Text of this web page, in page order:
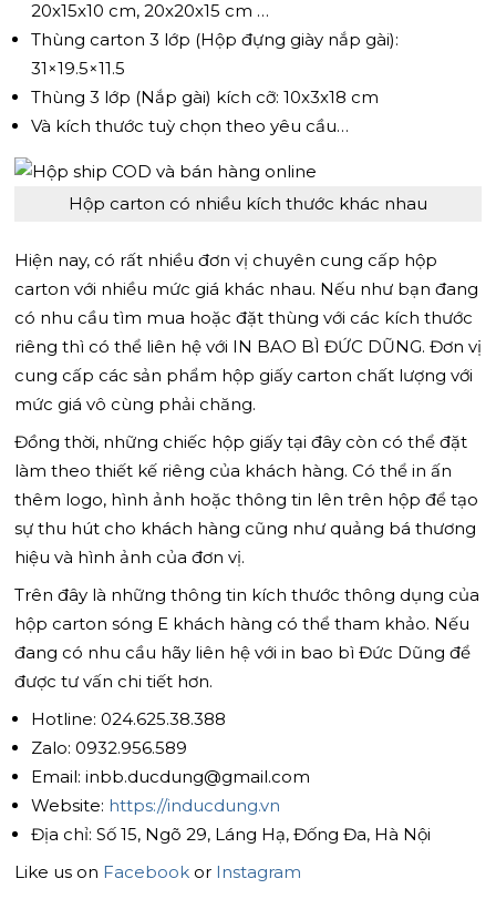
20x15x10 cm, 20x20x15 cm …
Thùng carton 3 lớp (Hộp đựng giày nắp gài):
31×19.5×11.5
Thùng 3 lớp (Nắp gài) kích cỡ: 10x3x18 cm
Và kích thước tuỳ chọn theo yêu cầu…
Hộp carton có nhiều kích thước khác nhau
Hiện nay, có rất nhiều đơn vị chuyên cung cấp hộp
carton với nhiều mức giá khác nhau. Nếu như bạn đang
có nhu cầu tìm mua hoặc đặt thùng với các kích thước
riêng thì có thể liên hệ với IN BAO BÌ ĐỨC DŨNG. Đơn vị
cung cấp các sản phẩm hộp giấy carton chất lượng với
mức giá vô cùng phải chăng.
Đồng thời, những chiếc hộp giấy tại đây còn có thể đặt
làm theo thiết kế riêng của khách hàng. Có thể in ấn
thêm logo, hình ảnh hoặc thông tin lên trên hộp để tạo
sự thu hút cho khách hàng cũng như quảng bá thương
hiệu và hình ảnh của đơn vị.
Trên đây là những thông tin kích thước thông dụng của
hộp carton sóng E khách hàng có thể tham khảo. Nếu
đang có nhu cầu hãy liên hệ với in bao bì Đức Dũng để
được tư vấn chi tiết hơn.
Hotline: 024.625.38.388
Zalo: 0932.956.589
Email: inbb.ducdung@gmail.com
Website: https://inducdung.vn
Địa chỉ: Số 15, Ngõ 29, Láng Hạ, Đống Đa, Hà Nội
Like us on Facebook or Instagram